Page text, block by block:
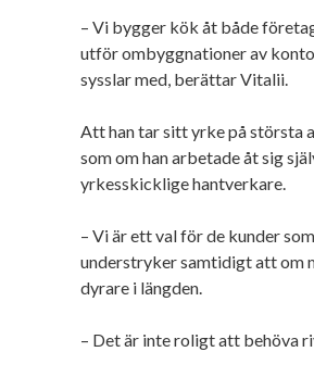
– Vi bygger kök åt både
utför ombyggnationer av
sysslar med, berättar Vitalii.
Att han tar sitt yrke på största
som om han arbetade åt sig
yrkesskicklige hantverkare.
– Vi är ett val för de kunder
understryker samtidigt att om
dyrare i längden.
– Det är inte roligt att behöva